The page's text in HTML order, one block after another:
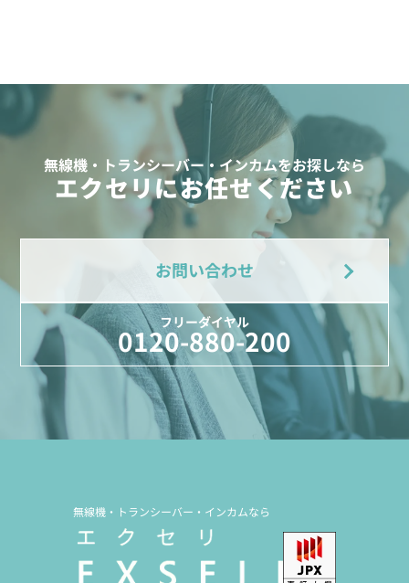
無線機・トランシーバー・インカムをお探しなら
エクセリにお任せください
お問い合わせ
フリーダイヤル
0120-880-200
無線機・トランシーバー・インカムなら